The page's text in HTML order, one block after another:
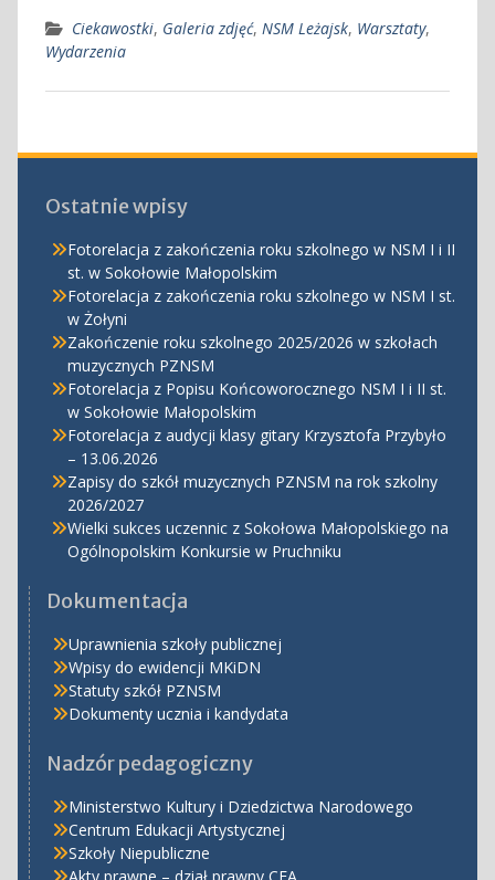
Ciekawostki, Galeria zdjęć, NSM Leżajsk, Warsztaty,
Wydarzenia
Ostatnie wpisy
Fotorelacja z zakończenia roku szkolnego w NSM I i II
st. w Sokołowie Małopolskim
Fotorelacja z zakończenia roku szkolnego w NSM I st.
w Żołyni
Zakończenie roku szkolnego 2025/2026 w szkołach
muzycznych PZNSM
Fotorelacja z Popisu Końcoworocznego NSM I i II st.
w Sokołowie Małopolskim
Fotorelacja z audycji klasy gitary Krzysztofa Przybyło
– 13.06.2026
Zapisy do szkół muzycznych PZNSM na rok szkolny
2026/2027
Wielki sukces uczennic z Sokołowa Małopolskiego na
Ogólnopolskim Konkursie w Pruchniku
Dokumentacja
Uprawnienia szkoły publicznej
Wpisy do ewidencji MKiDN
Statuty szkół PZNSM
Dokumenty ucznia i kandydata
Nadzór pedagogiczny
Ministerstwo Kultury i Dziedzictwa Narodowego
Centrum Edukacji Artystycznej
Szkoły Niepubliczne